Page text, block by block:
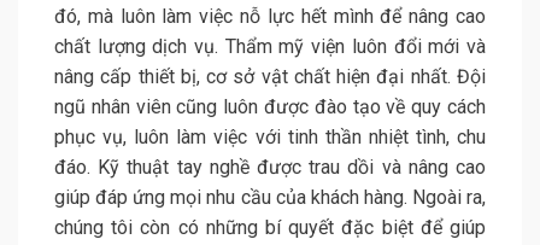
đó, mà luôn làm việc nỗ lực hết mình để nâng cao
chất lượng dịch vụ. Thẩm mỹ viện luôn đổi mới và
nâng cấp thiết bị, cơ sở vật chất hiện đại nhất. Đội
ngũ nhân viên cũng luôn được đào tạo về quy cách
phục vụ, luôn làm việc với tinh thần nhiệt tình, chu
đáo. Kỹ thuật tay nghề được trau dồi và nâng cao
giúp đáp ứng mọi nhu cầu của khách hàng. Ngoài ra,
chúng tôi còn có những bí quyết đặc biệt để giúp